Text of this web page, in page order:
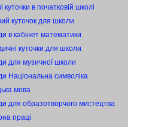
куточки в початковій школі
куточок для школи
в кабінет математики
куточки для школи
для музичної школи
Національна символіка
мова
для образотворчого мистецтва
праці